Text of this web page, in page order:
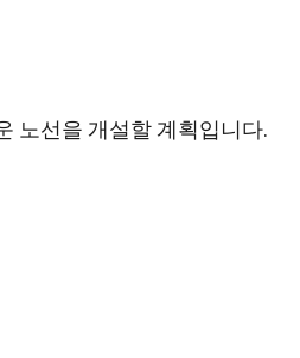
노선을 개설할 계획입니다.